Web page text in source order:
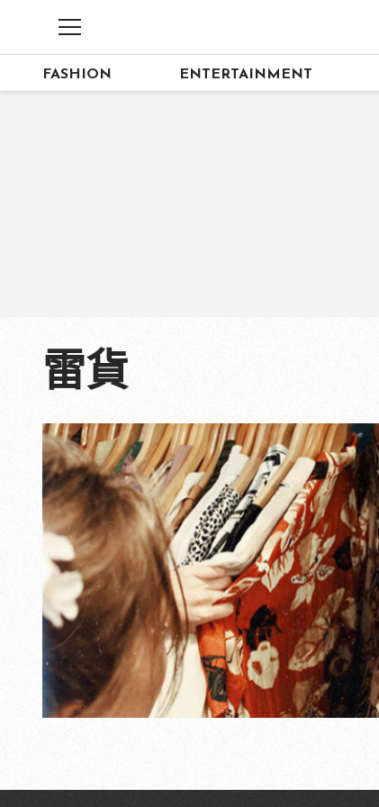
FASHION ENTERTAINMENT
雷貨